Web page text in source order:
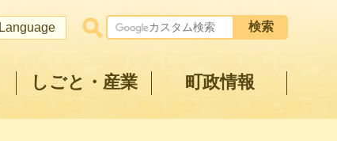
しごと・産業 町政情報